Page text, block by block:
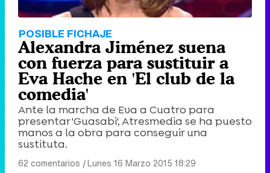
POSIBLE FICHAJE
Alexandra Jiménez suena
con fuerza para sustituir a
Eva Hache en 'El club de la
comedia'
Ante la marcha de Eva a Cuatro para
presentar 'Guasabi', Atresmedia se ha puesto
manos a la obra para conseguir una
sustituta.
62 comentarios |Lunes 16 Marzo 2015 18:29